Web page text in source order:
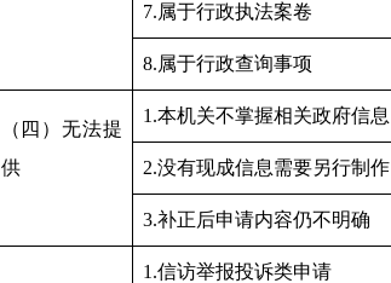
7.属于行政执法案卷
8.属于行政查询事项
（四）无法提
供
1.本机关不掌握相关政府信息
2.没有现成信息需要另行制作
3.补正后申请内容仍不明确
1.信访举报投诉类申请